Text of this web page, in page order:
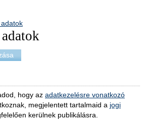
hogy az adatkezelésre vonatkozó
megjelentett tartalmaid a jogi
kerülnek publikálásra.